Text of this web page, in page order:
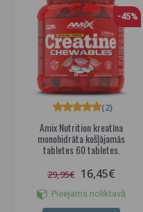
-45%
Amix Nutrition kreatīna
monohidrāta košļājamās
tabletes 60 tabletes.
(2)
29,95€ 16,45€
Pieejams noliktavā